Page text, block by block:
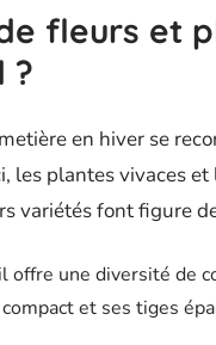
fleurs et
?
en hiver se
les plantes vivaces
variétés font figure
offre une diversité de
et ses tiges